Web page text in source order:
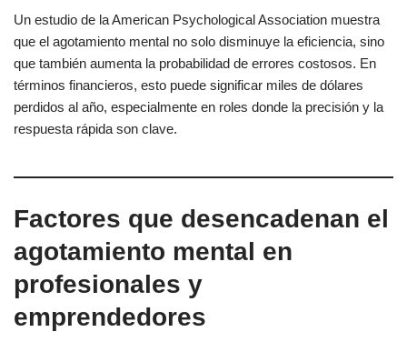
Un estudio de la American Psychological Association muestra
que el agotamiento mental no solo disminuye la eficiencia, sino
que también aumenta la probabilidad de errores costosos. En
términos financieros, esto puede significar miles de dólares
perdidos al año, especialmente en roles donde la precisión y la
respuesta rápida son clave.
Factores que desencadenan el
agotamiento mental en
profesionales y
emprendedores